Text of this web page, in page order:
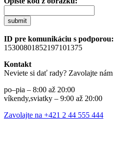
submit
ID pre komunikáciu s podporou:
15300801852197101375
Kontakt
Neviete si dať rady? Zavolajte nám
po–pia – 8:00 až 20:00
víkendy,sviatky – 9:00 až 20:00
Zavolajte na +421 2 44 555 444